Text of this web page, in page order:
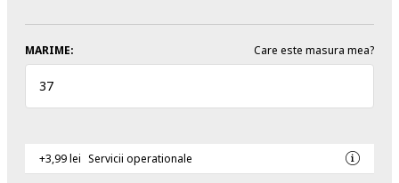
MARIME: Care este masura mea?
37
+3,99 lei Servicii operationale